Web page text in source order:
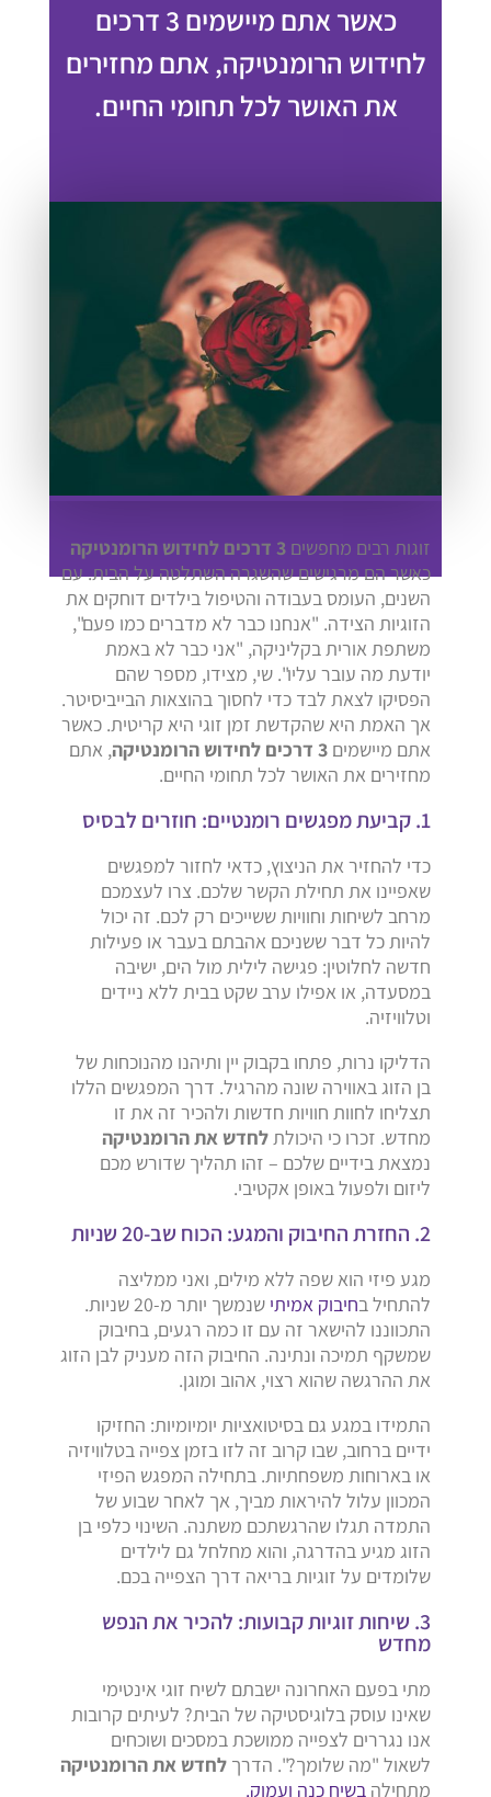
כאשר אתם מיישמים 3 דרכים
לחידוש הרומנטיקה, אתם מחזירים
את האושר לכל תחומי החיים.
זוגות רבים מחפשים 3 דרכים לחידוש הרומנטיקה
כאשר הם מרגישים שהשגרה השתלטה על הבית. עם
השנים, העומס בעבודה והטיפול בילדים דוחקים את
הזוגיות הצידה. "אנחנו כבר לא מדברים כמו פעם",
משתפת אורית בקליניקה, "אני כבר לא באמת
יודעת מה עובר עליו". שי, מצידו, מספר שהם
הפסיקו לצאת לבד כדי לחסוך בהוצאות הבייביסיטר.
אך האמת היא שהקדשת זמן זוגי היא קריטית. כאשר
אתם מיישמים 3 דרכים לחידוש הרומנטיקה
, אתם
מחזירים את האושר לכל תחומי החיים.
1. קביעת מפגשים רומנטיים: חוזרים לבסיס
כדי להחזיר את הניצוץ, כדאי לחזור למפגשים
שאפיינו את תחילת הקשר שלכם. צרו לעצמכם
מרחב לשיחות וחוויות ששייכים רק לכם. זה יכול
להיות כל דבר ששניכם אהבתם בעבר או פעילות
חדשה לחלוטין: פגישה לילית מול הים, ישיבה
במסעדה, או אפילו ערב שקט בבית ללא ניידים
וטלוויזיה.
הדליקו נרות, פתחו בקבוק יין ותיהנו מהנוכחות של
בן הזוג באווירה שונה מהרגיל. דרך המפגשים הללו
תצליחו לחוות חוויות חדשות ולהכיר זה את זו
מחדש. זכרו כי היכולתלחדש את הרומנטיקה
נמצאת בידיים שלכם – זהו תהליך שדורש מכם
ליזום ולפעול באופן אקטיבי.
2. החזרת החיבוק והמגע: הכוח שב-20 שניות
מגע פיזי הוא שפה ללא מילים, ואני ממליצה
להתחיל בחיבוק אמיתי
שנמשך יותר מ-20 שניות.
התכווננו להישאר זה עם זו כמה רגעים, בחיבוק
שמשקף תמיכה ונתינה. החיבוק הזה מעניק לבן הזוג
את ההרגשה שהוא רצוי, אהוב ומוגן.
התמידו במגע גם בסיטואציות יומיומיות: החזיקו
ידיים ברחוב, שבו קרוב זה לזו בזמן צפייה בטלוויזיה
או בארוחות משפחתיות. בתחילה המפגש הפיזי
המכוון עלול להיראות מביך, אך לאחר שבוע של
התמדה תגלו שהרגשתכם משתנה. השינוי כלפי בן
הזוג מגיע בהדרגה, והוא מחלחל גם לילדים
שלומדים על זוגיות בריאה דרך הצפייה בכם.
3. שיחות זוגיות קבועות: להכיר את הנפש
מחדש
מתי בפעם האחרונה ישבתם לשיח זוגי אינטימי
שאינו עוסק בלוגיסטיקה של הבית? לעיתים קרובות
אנו נגררים לצפייה ממושכת במסכים ושוכחים
לשאול "מה שלומך?". הדרך לחדש את הרומנטיקה
מתחילה בשיח כנה ועמוק.